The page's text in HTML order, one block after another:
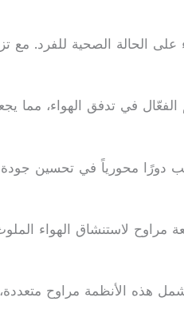
الحالة الصحية للفرد. مع
في تدفق الهواء، مما
دورًا محورياً في تحسين
مراوح لاستنشاق الهواء
تشمل هذه الأنظمة مراوح